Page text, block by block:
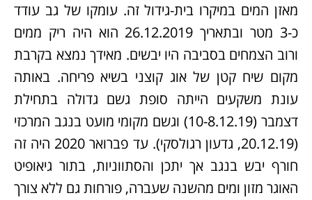
מאזן המים במיקרו בית-גידול זה. עומקו של גב עודד
כ-3 מטר ובתאריך 26.12.2019 הוא היה ריק ממים
ורוב הצמחים בסביבה היו יבשים. מאידך נמצא בקרבת
מקום שיח קטן של אוג קוצני בשיא פריחה. באותה
עונת משקעים הייתה סופת גשם גדולה בתחילת
דצמבר (10-8.12.19) וגשם מקומי מועט בנגב המרכזי
(20.12.19, גדעון רגולסקי). עד פברואר 2020 היה זה
חורף יבש בנגב אך יתכן והסתווניות, בתור גיאופיט
האוגר מזון ומים מהשנה שעברה, פורחות גם ללא צורך